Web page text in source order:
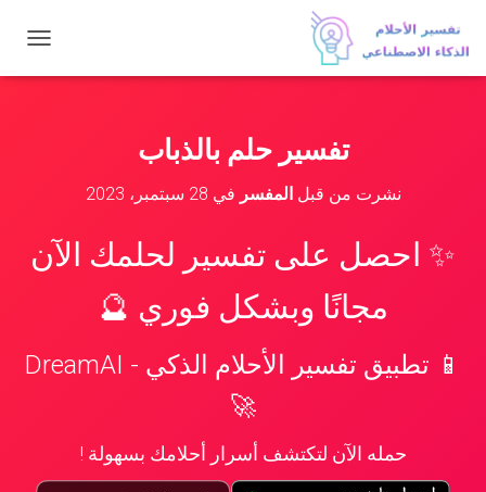
ب
ل
تفسير حلم بالذباب
نشرت من قبلالمفسر في 28 سبتمبر، 2023
✨ احصل على تفسير لحلمك الآن
مجانًا وبشكل فوري 🔮
📱 تطبيق تفسير الأحلام الذكي - DreamAI
🚀
حمله الآن لتكتشف أسرار أحلامك بسهولة !